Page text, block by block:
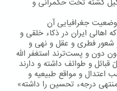
گشته تخت حکمرانی و
جغرافیایی آن
اهالی ایران در ذکاء خلقی و
شعور فطری و عقل و نهی و
دون و پست‌ترند استغفر اللّه
قبائل و طوائف داشته و دارند
و مواقع طبیعیه و
درجهء تحسین را داشته»